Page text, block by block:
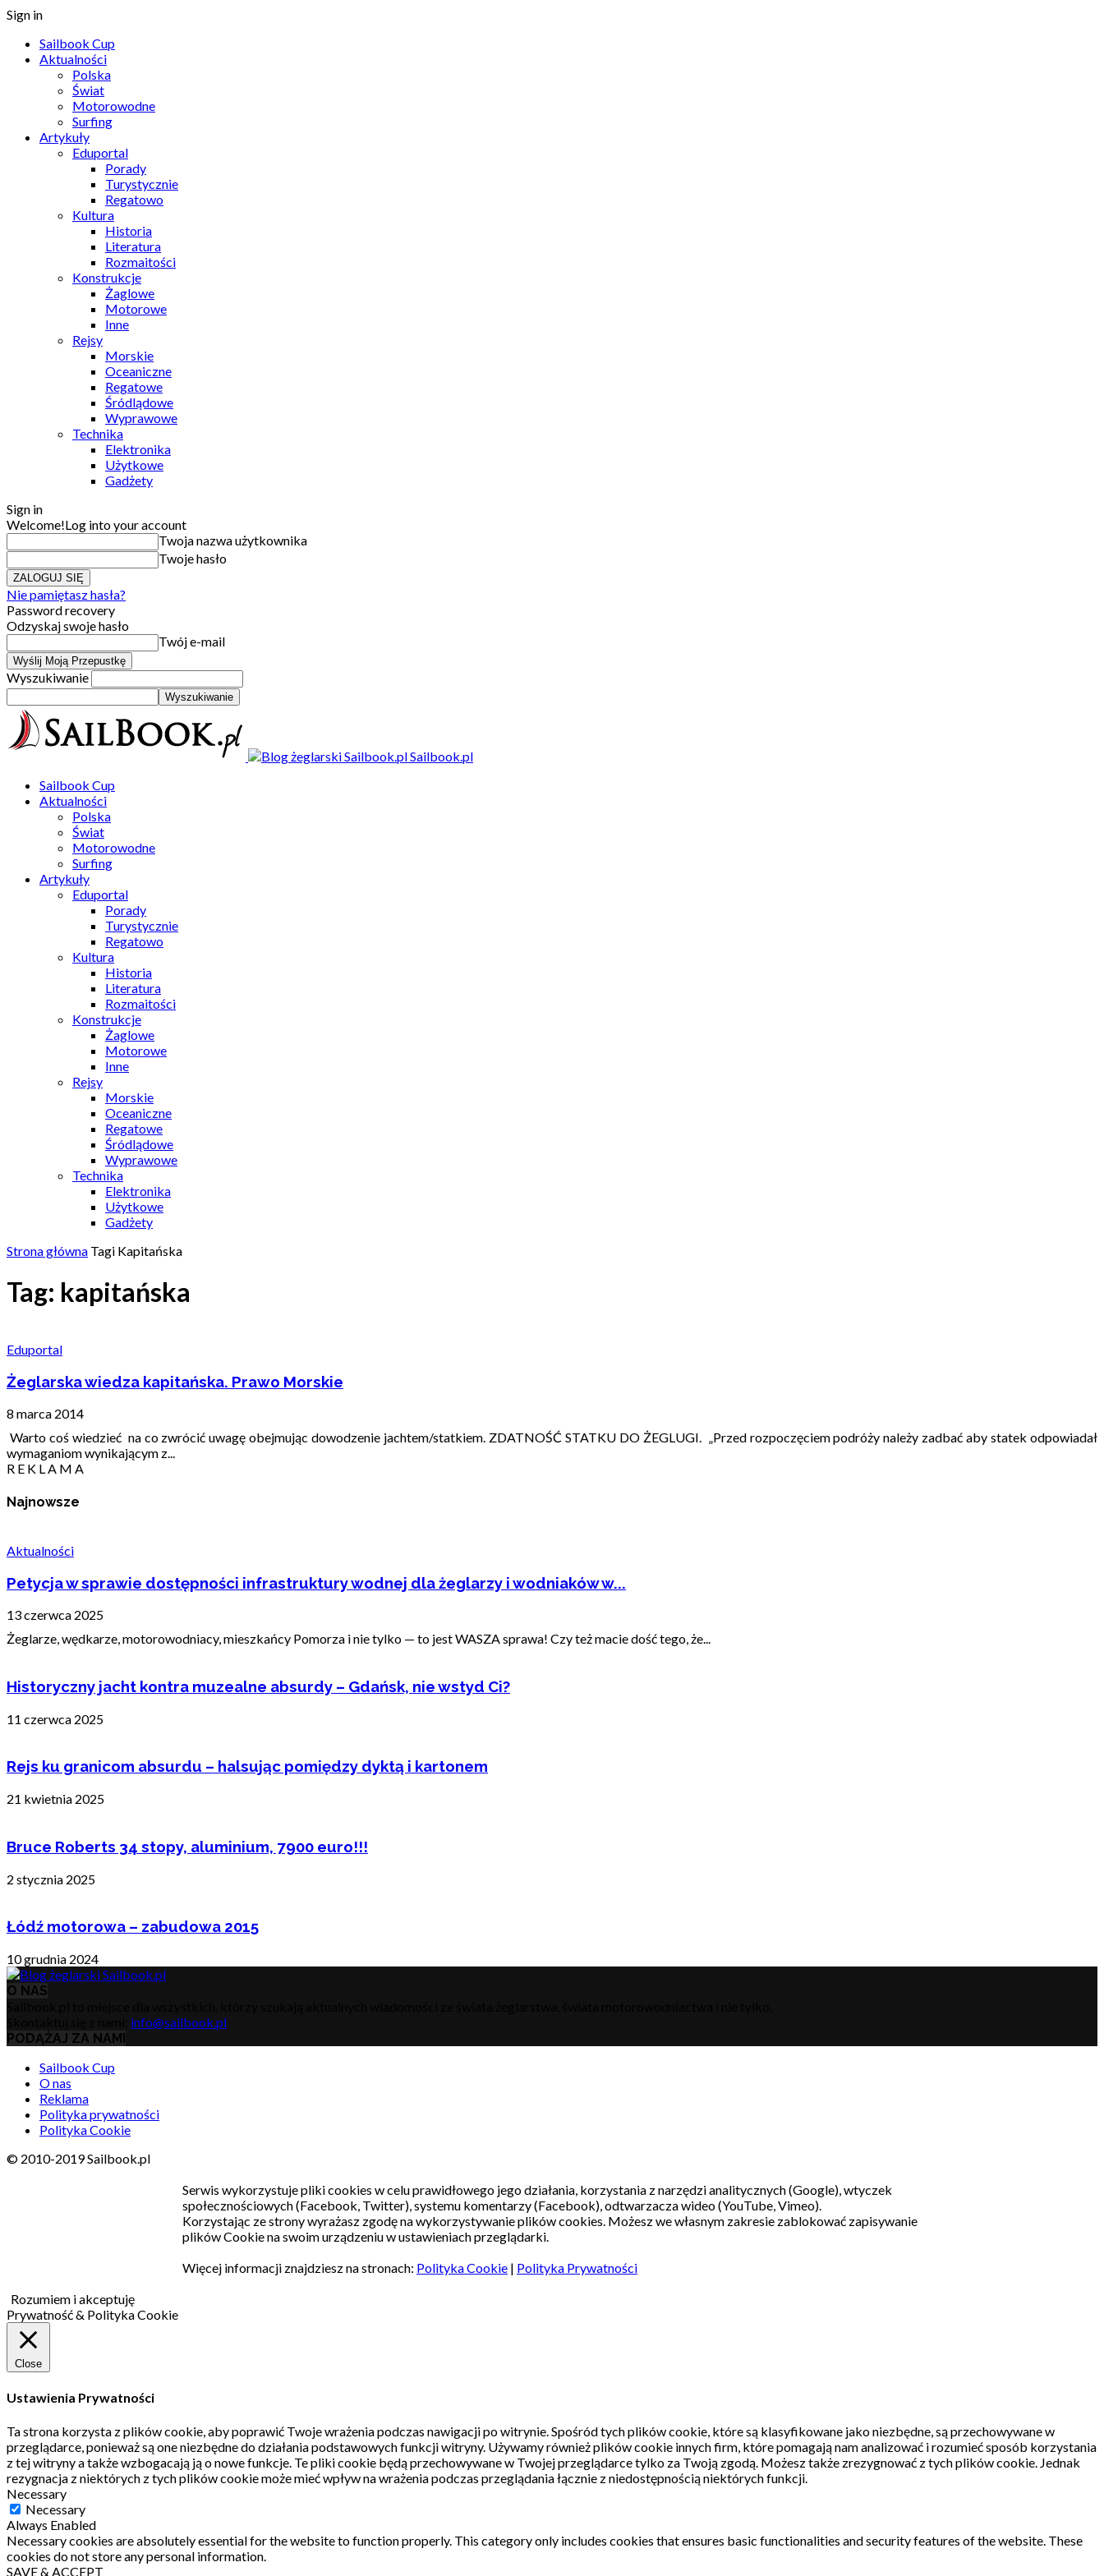
Sign in
Sailbook Cup
Aktualności
Polska
Świat
Motorowodne
Surfing
Artykuły
Eduportal
Porady
Turystycznie
Regatowo
Kultura
Historia
Literatura
Rozmaitości
Konstrukcje
Żaglowe
Motorowe
Inne
Rejsy
Morskie
Oceaniczne
Regatowe
Śródlądowe
Wyprawowe
Technika
Elektronika
Użytkowe
Gadżety
Sign in
Welcome!Log into your account
Twoja nazwa użytkownika
Twoje hasło
Nie pamiętasz hasła?
Password recovery
Odzyskaj swoje hasło
Twój e-mail
Wyszukiwanie
Sailbook.pl
Sailbook Cup
Aktualności
Polska
Świat
Motorowodne
Surfing
Artykuły
Eduportal
Porady
Turystycznie
Regatowo
Kultura
Historia
Literatura
Rozmaitości
Konstrukcje
Żaglowe
Motorowe
Inne
Rejsy
Morskie
Oceaniczne
Regatowe
Śródlądowe
Wyprawowe
Technika
Elektronika
Użytkowe
Gadżety
Strona główna Tagi Kapitańska
Tag: kapitańska
Eduportal
Żeglarska wiedza kapitańska. Prawo Morskie
8 marca 2014
Warto coś wiedzieć na co zwrócić uwagę obejmując dowodzenie jachtem/statkiem. ZDATNOŚĆ STATKU DO ŻEGLUGI. „Przed rozpoczęciem podróży należy zadbać aby statek odpowiadał
wymaganiom wynikającym z...
R E K L A M A
Najnowsze
Aktualności
Petycja w sprawie dostępności infrastruktury wodnej dla żeglarzy i wodniaków w...
13 czerwca 2025
Żeglarze, wędkarze, motorowodniacy, mieszkańcy Pomorza i nie tylko — to jest WASZA sprawa! Czy też macie dość tego, że...
Historyczny jacht kontra muzealne absurdy – Gdańsk, nie wstyd Ci?
11 czerwca 2025
Rejs ku granicom absurdu – halsując pomiędzy dyktą i kartonem
21 kwietnia 2025
Bruce Roberts 34 stopy, aluminium, 7900 euro!!!
2 stycznia 2025
Łódź motorowa – zabudowa 2015
10 grudnia 2024
O NAS
info@sailbook.pl
PODĄŻAJ ZA NAMI
Sailbook Cup
O nas
Reklama
Polityka prywatności
Polityka Cookie
© 2010-2019 Sailbook.pl
Serwis wykorzystuje pliki cookies w celu prawidłowego jego działania, korzystania z narzędzi analitycznych (Google), wtyczek
społecznościowych (Facebook, Twitter), systemu komentarzy (Facebook), odtwarzacza wideo (YouTube, Vimeo).
Korzystając ze strony wyrażasz zgodę na wykorzystywanie plików cookies. Możesz we własnym zakresie zablokować zapisywanie
plików Cookie na swoim urządzeniu w ustawieniach przeglądarki.
Więcej informacji znajdziesz na stronach: Polityka Cookie | Polityka Prywatności
Rozumiem i akceptuję
Prywatność & Polityka Cookie
Close
Ustawienia Prywatności
Ta strona korzysta z plików cookie, aby poprawić Twoje wrażenia podczas nawigacji po witrynie. Spośród tych plików cookie, które są klasyfikowane jako niezbędne, są przechowywane w
przeglądarce, ponieważ są one niezbędne do działania podstawowych funkcji witryny. Używamy również plików cookie innych firm, które pomagają nam analizować i rozumieć sposób korzystania
z tej witryny a także wzbogacają ją o nowe funkcje. Te pliki cookie będą przechowywane w Twojej przeglądarce tylko za Twoją zgodą. Możesz także zrezygnować z tych plików cookie. Jednak
rezygnacja z niektórych z tych plików cookie może mieć wpływ na wrażenia podczas przeglądania łącznie z niedostępnością niektórych funkcji.
Necessary
Necessary
Always Enabled
Necessary cookies are absolutely essential for the website to function properly. This category only includes cookies that ensures basic functionalities and security features of the website. These
cookies do not store any personal information.
SAVE & ACCEPT